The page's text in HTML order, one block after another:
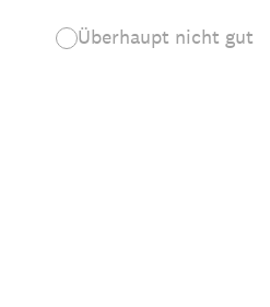
Überhaupt nicht gut